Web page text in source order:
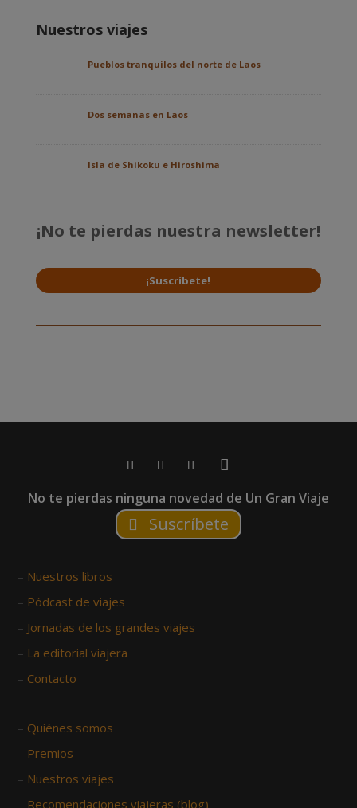
Nuestros viajes
Pueblos tranquilos del norte de Laos
Dos semanas en Laos
Isla de Shikoku e Hiroshima
¡No te pierdas nuestra newsletter!
¡Suscríbete!
No te pierdas ninguna novedad de Un Gran Viaje
Suscríbete
– Nuestros libros
– Pódcast de viajes
– Jornadas de los grandes viajes
– La editorial viajera
– Contacto
– Quiénes somos
– Premios
– Nuestros viajes
– Recomendaciones viajeras (blog)